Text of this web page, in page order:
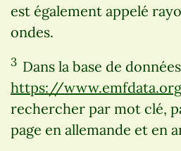
est également appelé
ondes.
3 Dans la base de
https://www.emfdata.org
rechercher par mot clé,
page en allemande et en